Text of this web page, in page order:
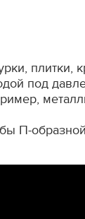
плитки,
под
П-